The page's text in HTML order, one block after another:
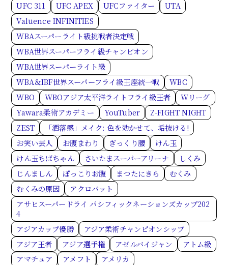
UFC 311
UFC APEX UFCファイター
UTA
Valuence INFINITIES
WBAスーパーライト級挑戦者決定戦
WBA世界スーパーフライ級チャンピオン
WBA世界スーパーライト級
WBA＆IBF世界スーパーフライ級王座統一戦
WBC
WBO
WBOアジア太平洋ライトフライ級王者
Wリーグ
Yawara柔術アカデミー
YouTuber
Z-FIGHT NIGHT
ZEST
「洒落感」メイク: 色を効かせて、垢抜ける!
お笑い芸人
お腹まわり ぎっくり腰
けん玉
けん玉ちばちゃん
さいたまスーパーアリーナ
しくみ
じんましん
ぽっこりお腹 まつたにきら
むくみ
むくみの原因
アクロバット
アサヒスーパードライ パシフィックネーションズカップ202
4
アジアカップ優勝
アジア柔術チャンピオンシップ
アジア王者
アジア選手権 アゼルバイジャン
アトム級
アマチュア
アメフト
アメリカ